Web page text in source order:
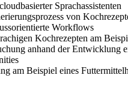
Sprachassistenten
von
Workflows
Kochrezepten am
anhand der
am Beispiel eines